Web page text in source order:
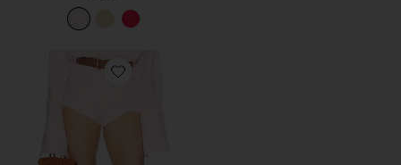
Favorite WASHED LINEN MICRO SHORT ショートパン